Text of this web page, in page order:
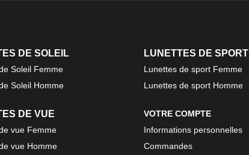
DE SOLEIL
Soleil Femme
Soleil Homme
DE VUE
vue Femme
vue Homme
LUNETTES DE SPORT
Lunettes de sport Femme
Lunettes de sport Homme
VOTRE COMPTE
Informations personnelles
Commandes